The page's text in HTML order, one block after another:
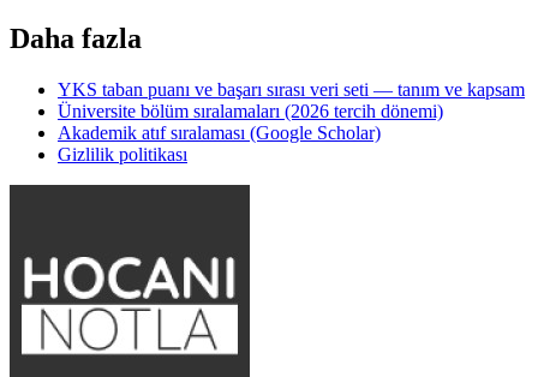
Daha fazla
YKS taban puanı ve başarı sırası veri seti — tanım ve kapsam
Üniversite bölüm sıralamaları (2026 tercih dönemi)
Akademik atıf sıralaması (Google Scholar)
Gizlilik politikası